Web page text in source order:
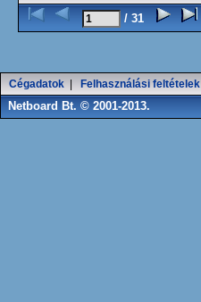
/ 31
Cégadatok Felhasználási feltételek
Netboard Bt. © 2001-2013.